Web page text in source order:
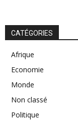
CATÉGORIES
Afrique
Economie
Monde
Non classé
Politique